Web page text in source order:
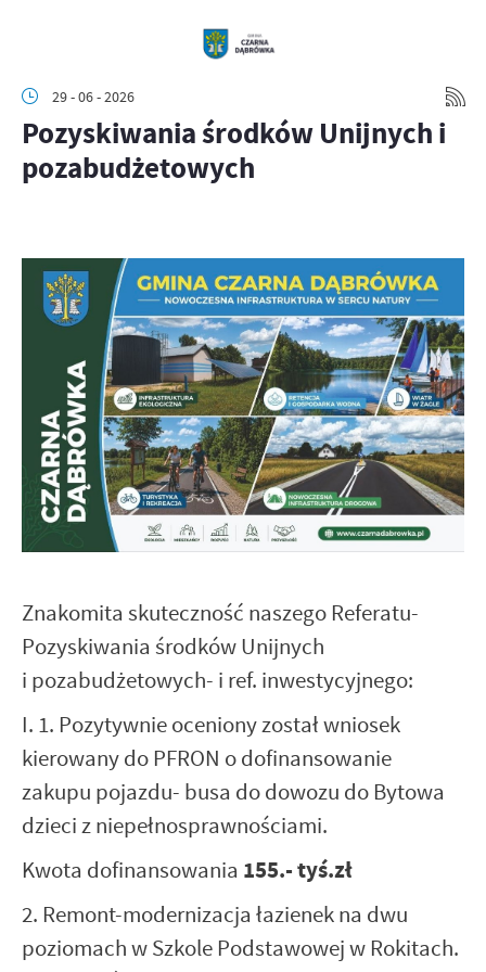
29 - 06 - 2026
Pozyskiwania środków Unijnych i
pozabudżetowych
Znakomita skuteczność naszego Referatu-
Pozyskiwania środków Unijnych
i pozabudżetowych- i ref. inwestycyjnego:
I. 1. Pozytywnie oceniony został wniosek
kierowany do PFRON o dofinansowanie
zakupu pojazdu- busa do dowozu do Bytowa
dzieci z niepełnosprawnościami.
Kwota dofinansowania 155.- tyś.zł
2. Remont-modernizacja łazienek na dwu
poziomach w Szkole Podstawowej w Rokitach.